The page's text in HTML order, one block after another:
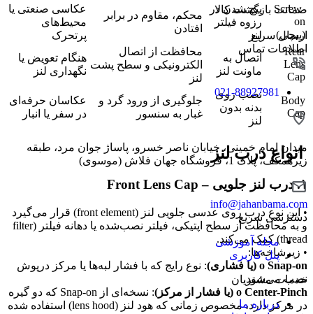
Screw-
on
(پیچی)
پیچ شدن در
رزوه فیلتر
لنز
محکم، مقاوم در برابر
افتادن
عکاسی صنعتی یا
محیط‌های
پرتحرک
Rear
Lens
Cap
اتصال به
ماونت لنز
محافظت از اتصال
الکترونیکی و سطح پشت
لنز
هنگام تعویض یا
نگهداری لنز
Body
Cap
نصب روی
بدنه بدون
لنز
جلوگیری از ورود گرد و
غبار به سنسور
عکاسان حرفه‌ای
در سفر یا انبار
انواع درب لنز
۱. درب لنز جلویی – Front Lens Cap
• این نوع درب روی عدسی جلویی لنز (front element) قرار می‌گیرد
و به محافظت از سطح اپتیکی، فیلتر نصب‌شده یا دهانه فیلتر (filter
thread) کمک می‌کند.
• زیرشاخه‌ها:
o Snap-on (یا فشاری)
: نوع رایج که با فشار لبه‌ها یا مرکز درپوش
نصب می‌شود.
o Center-Pinch (یا فشار از مرکز)
: نسخه‌ای از Snap-on که دو گیره
در مرکز دارد، مخصوص زمانی که هود لنز (lens hood) استفاده شده
ضمانت بازگشت کالا
ارسال سریع
اطلاعات تماس
021-88927981
میدان امام خمینی، خیابان ناصر خسرو، پاساژ جوان مرد، طبقه
زیرهمکف، پلاک 1، فروشگاه جهان فلاش (موسوی)
info@jahanbama.com
دسترسی سریع
مجله آموزشی
پنل کاربری
خدمات مشتریان
درباره ما